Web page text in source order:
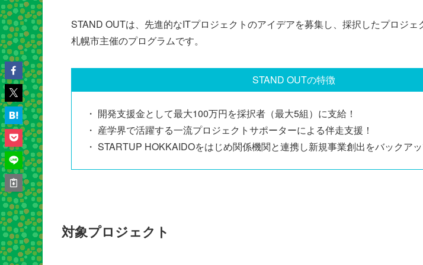
STAND OUTは、先進的なITプロジェクトのアイデアを募集し、採択したプロジェ
札幌市主催のプログラムです。
STAND OUTの特徴
・ 開発支援金として最大100万円を採択者（最大5組）に支給！
・ 産学界で活躍する一流プロジェクトサポーターによる伴走支援！
・ STARTUP HOKKAIDOをはじめ関係機関と連携し新規事業創出をバックアッ
対象プロジェクト